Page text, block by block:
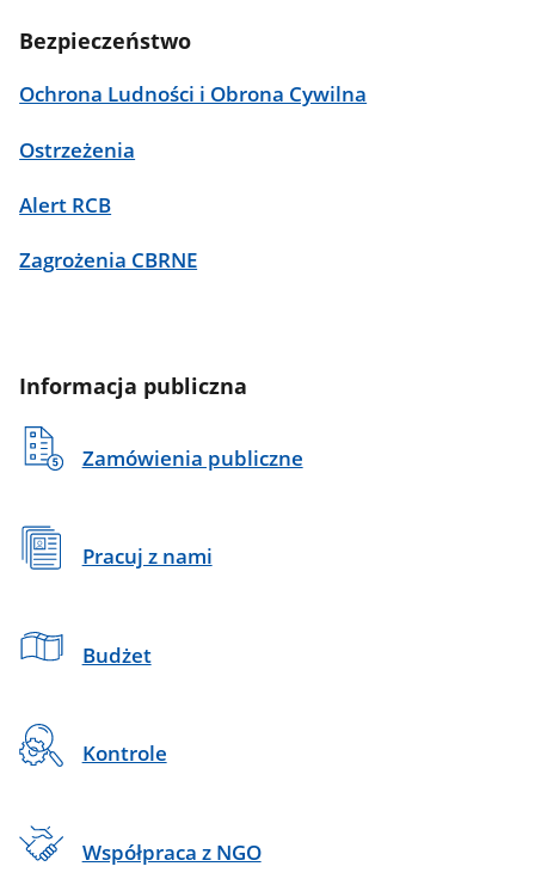
Bezpieczeństwo
Ochrona Ludności i Obrona Cywilna
Ostrzeżenia
Alert RCB
Zagrożenia CBRNE
Informacja publiczna
Zamówienia publiczne
Pracuj z nami
Budżet
Kontrole
Współpraca z NGO